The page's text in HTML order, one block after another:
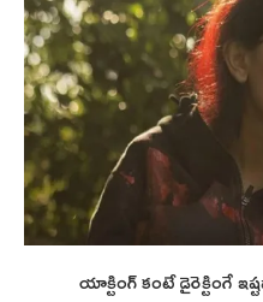
యాక్టింగ్ కంటే డైరెక్టింగే